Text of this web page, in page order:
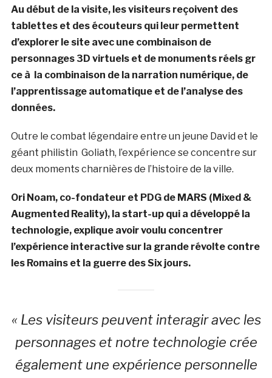
Au début de la visite, les visiteurs reçoivent des
tablettes et des écouteurs qui leur permettent
d’explorer le site avec une combinaison de
personnages 3D virtuels et de monuments réels gr
ce à la combinaison de la narration numérique, de
l’apprentissage automatique et de l’analyse des
données.
Outre le combat légendaire entre un jeune David et le
géant philistin Goliath, l’expérience se concentre sur
deux moments charnières de l’histoire de la ville.
Ori Noam, co-fondateur et PDG de MARS (Mixed &
Augmented Reality), la start-up qui a développé la
technologie, explique avoir voulu concentrer
l’expérience interactive sur la grande révolte contre
les Romains et la guerre des Six jours.
« Les visiteurs peuvent interagir avec les
personnages et notre technologie crée
également une expérience personnelle